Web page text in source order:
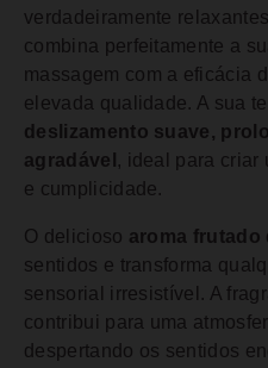
verdadeiramente
combina perfeitamente a
massagem com a eficácia
elevada qualidade. A sua
deslizamento suave,
agradável , ideal para criar
e cumplicidade.
O delicioso aroma frutado
sentidos e transforma
sensorial irresistível. A
contribui para uma
despertando os sentidos